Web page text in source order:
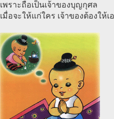
เพราะถือเป็นเจ้าของบุญกุศล
เมื่อจะให้แก่ใคร เจ้าของต้องให้เ